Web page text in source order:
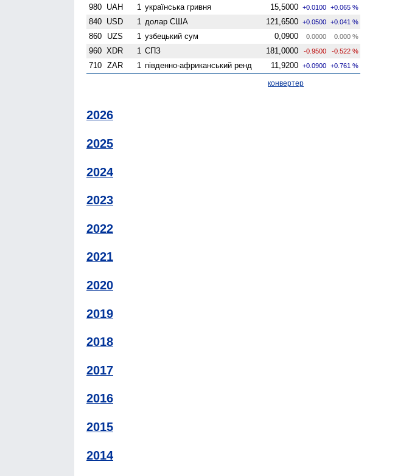
980 UAH 1 українська гривня 15,5000 +0.0100 +0.065 %
840 USD 1 долар США 121,6500 +0.0500 +0.041 %
860 UZS 1 узбецький сум 0,0900 0.0000 0.000 %
960 XDR 1 СПЗ 181,0000 -0.9500 -0.522 %
710 ZAR 1 південно-африканський ренд 11,9200 +0.0900 +0.761 %
конвертер
2026
2025
2024
2023
2022
2021
2020
2019
2018
2017
2016
2015
2014